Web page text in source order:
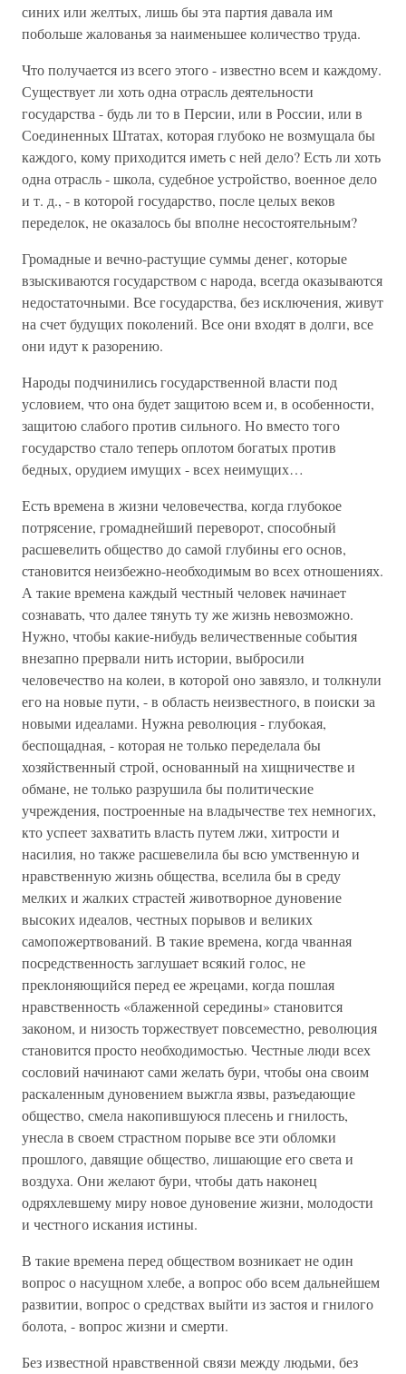
синих или желтых, лишь бы эта партия давала им
побольше жалованья за наименьшее количество труда.
Что получается из всего этого - известно всем и каждому.
Существует ли хоть одна отрасль деятельности
государства - будь ли то в Персии, или в России, или в
Соединенных Штатах, которая глубоко не возмущала бы
каждого, кому приходится иметь с ней дело? Есть ли хоть
одна отрасль - школа, судебное устройство, военное дело
и т. д., - в которой государство, после целых веков
переделок, не оказалось бы вполне несостоятельным?
Громадные и вечно-растущие суммы денег, которые
взыскиваются государством с народа, всегда оказываются
недостаточными. Все государства, без исключения, живут
на счет будущих поколений. Все они входят в долги, все
они идут к разорению.
Народы подчинились государственной власти под
условием, что она будет защитою всем и, в особенности,
защитою слабого против сильного. Но вместо того
государство стало теперь оплотом богатых против
бедных, орудием имущих - всех неимущих…
Есть времена в жизни человечества, когда глубокое
потрясение, громаднейший переворот, способный
расшевелить общество до самой глубины его основ,
становится неизбежно-необходимым во всех отношениях.
А такие времена каждый честный человек начинает
сознавать, что далее тянуть ту же жизнь невозможно.
Нужно, чтобы какие-нибудь величественные события
внезапно прервали нить истории, выбросили
человечество на колеи, в которой оно завязло, и толкнули
его на новые пути, - в область неизвестного, в поиски за
новыми идеалами. Нужна революция - глубокая,
беспощадная, - которая не только переделала бы
хозяйственный строй, основанный на хищничестве и
обмане, не только разрушила бы политические
учреждения, построенные на владычестве тех немногих,
кто успеет захватить власть путем лжи, хитрости и
насилия, но также расшевелила бы всю умственную и
нравственную жизнь общества, вселила бы в среду
мелких и жалких страстей животворное дуновение
высоких идеалов, честных порывов и великих
самопожертвований. В такие времена, когда чванная
посредственность заглушает всякий голос, не
преклоняющийся перед ее жрецами, когда пошлая
нравственность «блаженной середины» становится
законом, и низость торжествует повсеместно, революция
становится просто необходимостью. Честные люди всех
сословий начинают сами желать бури, чтобы она своим
раскаленным дуновением выжгла язвы, разъедающие
общество, смела накопившуюся плесень и гнилость,
унесла в своем страстном порыве все эти обломки
прошлого, давящие общество, лишающие его света и
воздуха. Они желают бури, чтобы дать наконец
одряхлевшему миру новое дуновение жизни, молодости
и честного искания истины.
В такие времена перед обществом возникает не один
вопрос о насущном хлебе, а вопрос обо всем дальнейшем
развитии, вопрос о средствах выйти из застоя и гнилого
болота, - вопрос жизни и смерти.
Без известной нравственной связи между людьми, без